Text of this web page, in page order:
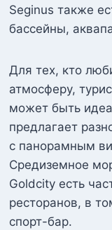
Seginus также
бассейны,
Для тех, кто
атмосферу,
может быть
предлагает
с панорамным
Средиземное
Goldcity есть
ресторанов, в
спорт-бар.